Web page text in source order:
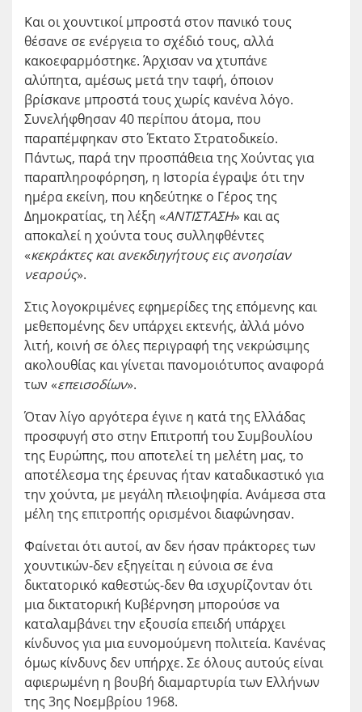
Και οι χουντικοί μπροστά στον πανικό τους
θέσανε σε ενέργεια το σχέδιό τους, αλλά
κακοεφαρμόστηκε. Άρχισαν να χτυπάνε
αλύπητα, αμέσως μετά την ταφή, όποιον
βρίσκανε μπροστά τους χωρίς κανένα λόγο.
Συνελήφθησαν 40 περίπου άτομα, που
παραπέμφηκαν στο Έκτατο Στρατοδικείο.
Πάντως, παρά την προσπάθεια της Χούντας για
παραπληροφόρηση, η Ιστορία έγραψε ότι την
ημέρα εκείνη, που κηδεύτηκε ο Γέρος της
Δημοκρατίας, τη λέξη «ΑΝΤΙΣΤΑΣΗ» και ας
αποκαλεί η χούντα τους συλληφθέντες
«κεκράκτες και ανεκδιηγήτους εις ανοησίαν
νεαρούς».
Στις λογοκριμένες εφημερίδες της επόμενης και
μεθεπομένης δεν υπάρχει εκτενής, ἀλλά μόνο
λιτή, κοινή σε όλες περιγραφή της νεκρώσιμης
ακολουθίας και γίνεται πανομοιότυπος αναφορά
των «επεισοδίων».
Όταν λίγο αργότερα έγινε η κατά της Ελλάδας
προσφυγή στο στην Επιτροπή του Συμβουλίου
της Ευρώπης, που αποτελεί τη μελέτη μας, το
αποτέλεσμα της έρευνας ήταν καταδικαστικό για
την χούντα, με μεγάλη πλειοψηφία. Ανάμεσα στα
μέλη της επιτροπής ορισμένοι διαφώνησαν.
Φαίνεται ότι αυτοί, αν δεν ήσαν πράκτορες των
χουντικών-δεν εξηγείται η εύνοια σε ένα
δικτατορικό καθεστώς-δεν θα ισχυρίζονταν ότι
μια δικτατορική Κυβέρνηση μπορούσε να
καταλαμβάνει την εξουσία επειδή υπάρχει
κίνδυνος για μια ευνομούμενη πολιτεία. Κανένας
όμως κίνδυνς δεν υπήρχε. Σε όλους αυτούς είναι
αφιερωμένη η βουβή διαμαρτυρία των Ελλήνων
της 3ης Νοεμβρίου 1968.